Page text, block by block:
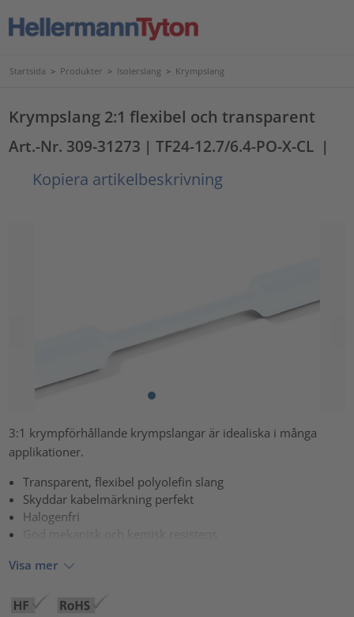
Startsida > Produkter > Isolerslang > Krympslang
Krympslang 2:1 flexibel och transparent
Art.-Nr. 309-31273 | TF24-12.7/6.4-PO-X-CL |
Kopiera artikelbeskrivning
3:1 krympförhållande krympslangar är idealiska i många
applikationer.
Transparent, flexibel polyolefin slang
Skyddar kabelmärkning perfekt
Halogenfri
Visa mer